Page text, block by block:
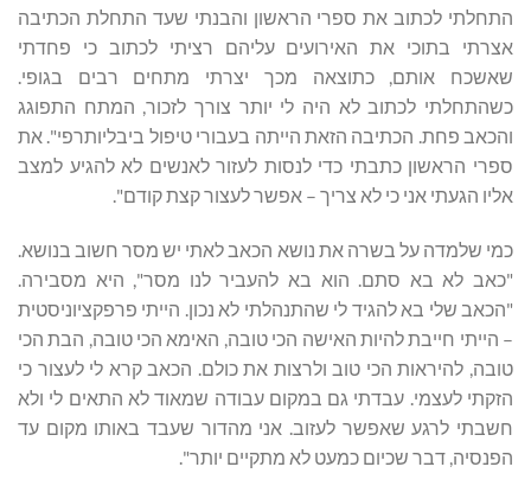
התחלתי לכתוב את ספרי הראשון והבנתי שעד התחלת הכתיבה
אצרתי בתוכי את האירועים עליהם רציתי לכתוב כי פחדתי
שאשכח אותם, כתוצאה מכך יצרתי מתחים רבים בגופי.
כשהתחלתי לכתוב לא היה לי יותר צורך לזכור, המתח התפוגג
והכאב פחת. הכתיבה הזאת הייתה בעבורי טיפול ביבליותרפי". את
ספרי הראשון כתבתי כדי לנסות לעזור לאנשים לא להגיע למצב
אליו הגעתי אני כי לא צריך – אפשר לעצור קצת קודם".
כמי שלמדה על בשרה את נושא הכאב לאתי יש מסר חשוב בנושא.
"כאב לא בא סתם. הוא בא להעביר לנו מסר", היא מסבירה.
"הכאב שלי בא להגיד לי שהתנהלתי לא נכון. הייתי פרפקציוניסטית
– הייתי חייבת להיות האישה הכי טובה, האימא הכי טובה, הבת הכי
טובה, להיראות הכי טוב ולרצות את כולם. הכאב קרא לי לעצור כי
הזקתי לעצמי. עבדתי גם במקום עבודה שמאוד לא התאים לי ולא
חשבתי לרגע שאפשר לעזוב. אני מהדור שעבד באותו מקום עד
הפנסיה, דבר שכיום כמעט לא מתקיים יותר".